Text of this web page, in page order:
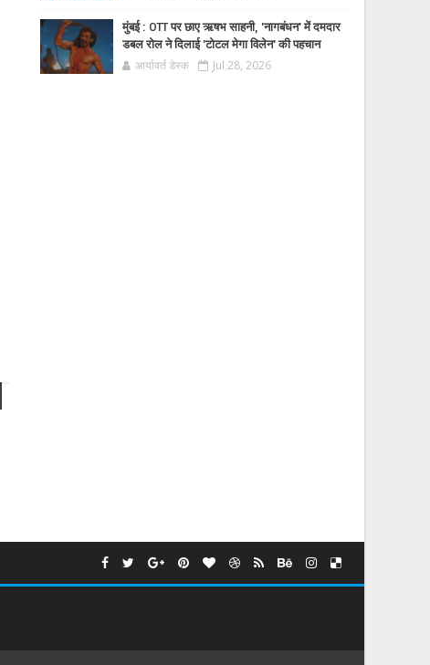
मुंबई : OTT पर छाए ऋषभ साहनी, 'नागबंधन' में दमदार
डबल रोल ने दिलाई 'टोटल मेगा विलेन' की पहचान
आर्यावर्त डेस्क Jul 28, 2026